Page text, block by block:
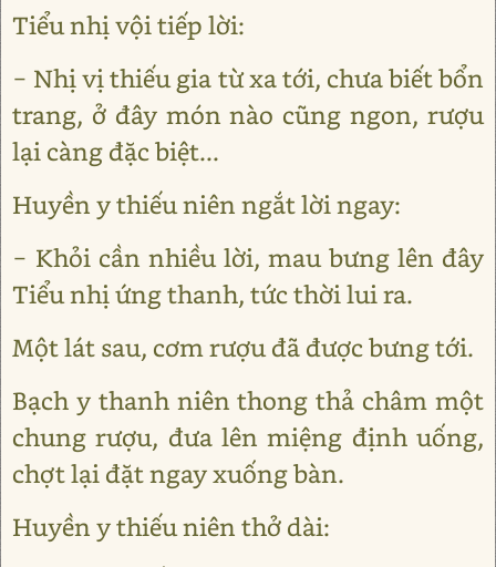
Tiểu nhị vội tiếp lời:
− Nhị vị thiếu gia từ xa tới, chưa biết bổn
trang, ở đây món nào cũng ngon, rượu
lại càng đặc biệt...
Huyền y thiếu niên ngắt lời ngay:
− Khỏi cần nhiều lời, mau bưng lên đây
Tiểu nhị ứng thanh, tức thời lui ra.
Một lát sau, cơm rượu đã được bưng tới.
Bạch y thanh niên thong thả châm một
chung rượu, đưa lên miệng định uống,
chợt lại đặt ngay xuống bàn.
Huyền y thiếu niên thở dài: